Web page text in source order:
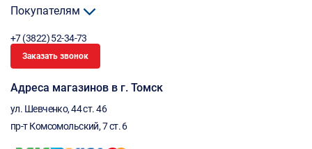
Покупателям
+7 (3822) 52-34-73
Заказать звонок
Адреса магазинов в г. Томск
ул. Шевченко, 44 ст. 46
пр-т Комсомольский, 7 ст. 6